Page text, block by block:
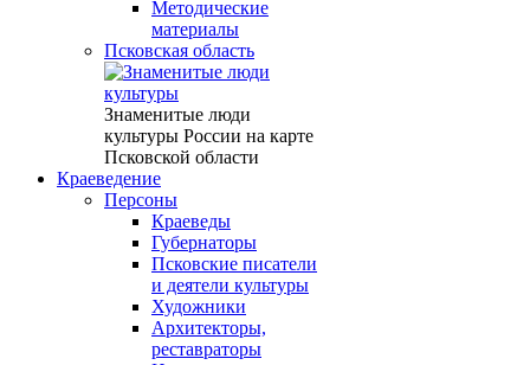
Методические
материалы
Псковская область
Знаменитые люди
культуры России на карте
Псковской области
Краеведение
Персоны
Краеведы
Губернаторы
Псковские писатели
и деятели культуры
Художники
Архитекторы,
реставраторы